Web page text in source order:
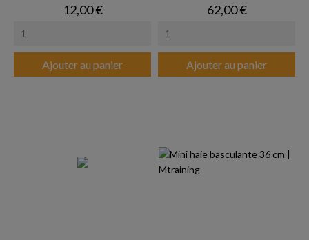
Prix
12,00 €
Ajouter au panier
Prix
62,00 €
Ajouter au panier